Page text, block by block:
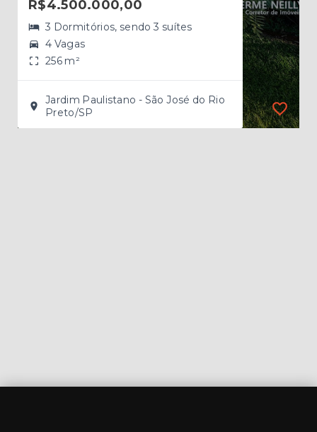
R$4.500.000,00
3 Dormitórios, sendo 3 suítes
4 Vagas
256 m²
Jardim Paulistano - São José do Rio
Preto/SP